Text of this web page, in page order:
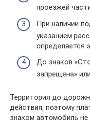
проезжей
При наличии
указанием
определяется
До знаков
запрещена»
Территория до
действия, поэтому
знаком автомобиль не